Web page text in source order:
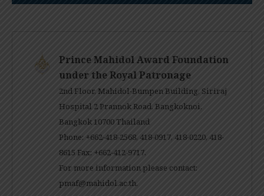
Prince Mahidol Award Foundation
under the Royal Patronage
2nd Floor, Mahidol-Bumpen Building, Siriraj
Hospital 2 Prannok Road, Bangkoknoi,
Bangkok 10700 Thailand
Phone: +662-418-2568, 418-0917, 418-0220, 418-
8615 Fax: +662-412-9717.
For more information please contact:
pmaf@mahidol.ac.th.